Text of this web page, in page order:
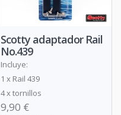
Scotty adaptador Rail
No.439
Incluye:
1 x Rail 439
4 x tornillos
9,90 €